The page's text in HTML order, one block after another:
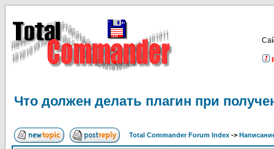
Что должен делать плагин при
Total Commander Forum Index ->